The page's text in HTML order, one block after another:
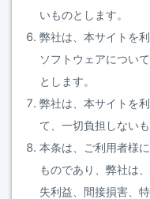
いものとします。
弊社は、本サイトを
ソフトウェアについ
とします。
弊社は、本サイトを
て、一切負担しないも
本条は、ご利用者様
ものであり、弊社は
失利益、間接損害、